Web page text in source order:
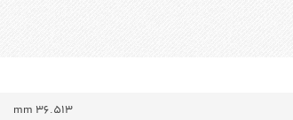
36.513 mm